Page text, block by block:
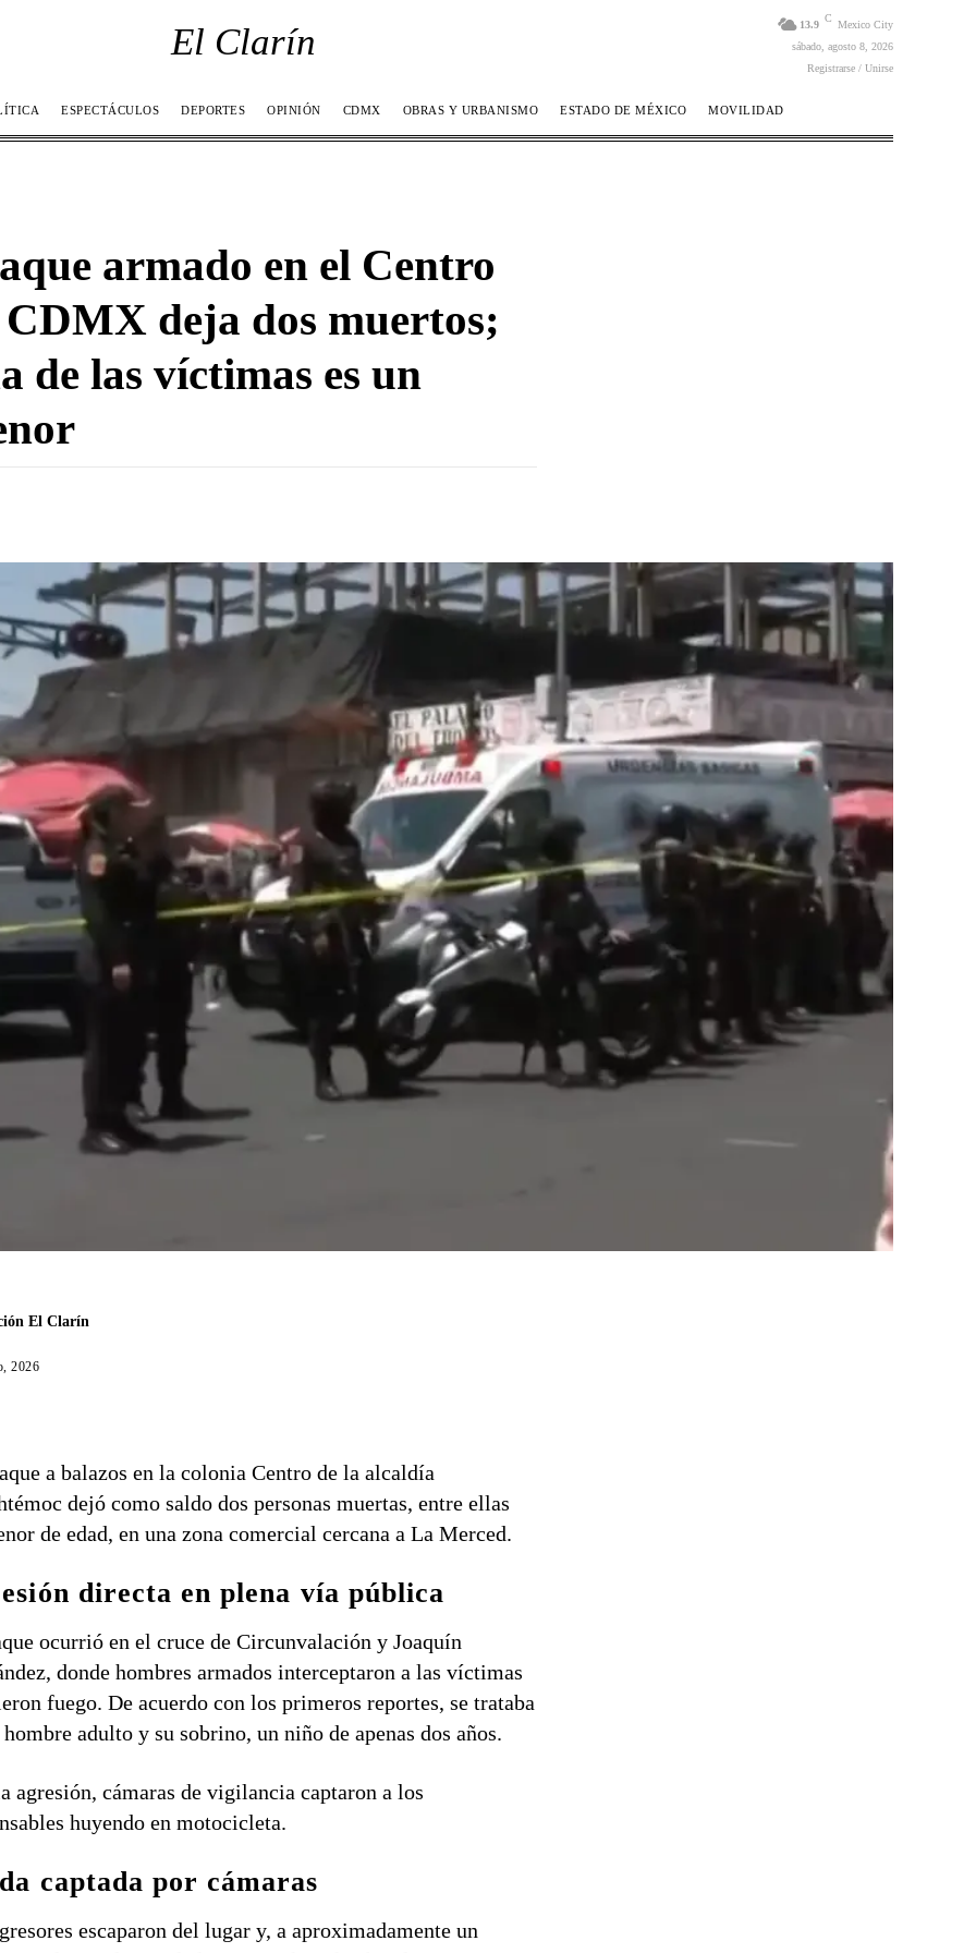
El Clarín 13.9
C
Mexico City
sábado, agosto 8, 2026
Registrarse / Unirse
ESPECTÁCULOS DEPORTES OPINIÓN CDMX OBRAS Y URBANISMO ESTADO DE MÉXICO MOVILIDAD
armado en el Centro
CDMX deja dos muertos;
de las víctimas es un
El Clarín
2026
a balazos en la colonia Centro de la alcaldía
dejó como saldo dos personas muertas, entre ellas
de edad, en una zona comercial cercana aLa Merced.
directa en plena vía pública
ocurrió en el cruce de Circunvalación y Joaquín
donde hombres armados interceptaron a las víctimas
fuego. De acuerdo con los primeros reportes, se trataba
hombre adulto y su sobrino, un niño de apenas dos años.
agresión, cámaras de vigilancia captaron a los
huyendo en motocicleta.
captada por cámaras
escaparon del lugar y, a aproximadamente un